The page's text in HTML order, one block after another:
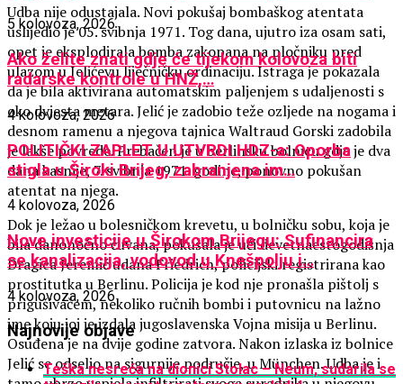
Udba nije odustajala. Novi pokušaj bombaškog atentata
uslijedio je 05. svibnja 1971. Tog dana, ujutro iza osam sati,
opet je eksplodirala bomba zakopana na pločniku pred
ulazom u Jelićevu liječničku ordinaciju. Istraga je pokazala
da je bila aktivirana automatskim paljenjem s udaljenosti s
oko dvjesta metara. Jelić je zadobio teže ozljede na nogama i
desnom ramenu a njegova tajnica Waltraud Gorski zadobila
je lakše povrede. Prebačen je u berlinsku bolnicu gdje je dva
dana kasnije, 7. svibnja 1971. godine, ponovno pokušan
atentat na njega.
Dok je ležao u bolesničkom krevetu, u bolničku sobu, koja je
bila danonoćno čuvana, pokušala je ući devetnaestogodišnja
Dragica Jeremić udana Friedrich, policijski registrirana kao
prostitutka u Berlinu. Policija je kod nje pronašla pištolj s
prigušivačem, nekoliko ručnih bombi i putovnicu na lažno
ime koju joj je izdala jugoslavenska Vojna misija u Berlinu.
Osuđena je na dvije godine zatvora. Nakon izlaska iz bolnice
Jelić se odselio na sigurnije područje, u München. Udba je i
5 kolovoza, 2026
Ako želite znati gdje će tijekom kolovoza biti
radarske kontrole u HNŽ,…
4 kolovoza, 2026
POLITIČKI ZAPLET U UTVRDI HDZ-a: Oporba
stigla u Široki Brijeg, zabranjena im…
4 kolovoza, 2026
Nove investicije u Širokom Brijegu: Sufinancira
se kanalizacija, vodovod u Knešpolju i…
4 kolovoza, 2026
Najnovije objave
Teška nesreća na dionici Stolac – Neum, sudarila se